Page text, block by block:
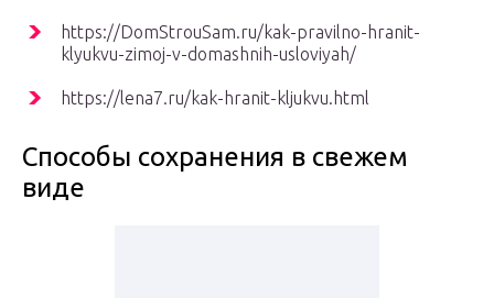
https://DomStrouSam.ru/kak-pravilno-hranit-
klyukvu-zimoj-v-domashnih-usloviyah/
https://lena7.ru/kak-hranit-kljukvu.html
Способы сохранения в свежем
виде